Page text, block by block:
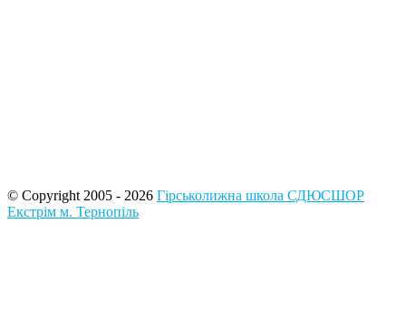
© Copyright 2005 - 2026 Гірськолижна школа СДЮСШОР
Екстрім м. Тернопіль